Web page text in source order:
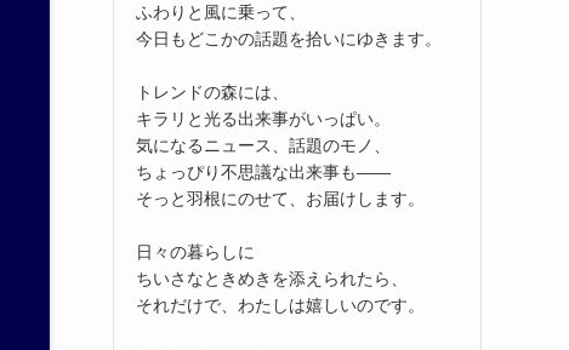
ふわりと風に乗って、
今日もどこかの話題を拾いにゆきます。
トレンドの森には、
キラリと光る出来事がいっぱい。
気になるニュース、話題のモノ、
ちょっぴり不思議な出来事も——
そっと羽根にのせて、お届けします。
日々の暮らしに
ちいさなときめきを添えられたら、
それだけで、わたしは嬉しいのです。